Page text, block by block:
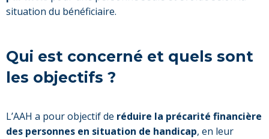
situation du bénéficiaire.
Qui est concerné et quels sont
les objectifs ?
L’AAH a pour objectif de réduire la précarité financière
des personnes en situation de handicap, en leur